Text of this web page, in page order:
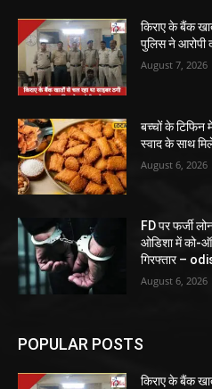
किराए के बैंक
पुलिस ने आरोपी
August 7, 2026
बच्चों के टिफिन
स्वाद के साथ
August 6, 2026
FD पर फर्जी
ओडिशा में को-
गिरफ्तार –
August 6, 2026
POPULAR POSTS
किराए के बैंक